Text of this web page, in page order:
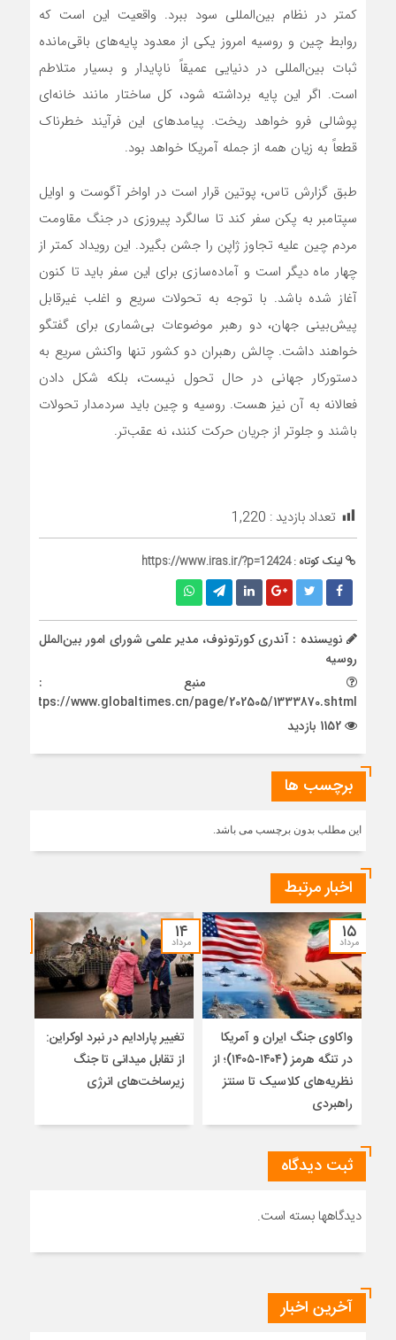
کمتر در نظام بین‌المللی سود ببرد. واقعیت این است که
روابط چین و روسیه امروز یکی از معدود پایه‌های باقی‌مانده
ثبات بین‌المللی در دنیایی عمیقاً ناپایدار و بسیار متلاطم
است. اگر این پایه برداشته شود، کل ساختار مانند خانه‌ای
پوشالی فرو خواهد ریخت. پیامدهای این فرآیند خطرناک
قطعاً به زیان همه از جمله آمریکا خواهد بود.
طبق گزارش تاس، پوتین قرار است در اواخر آگوست و اوایل
سپتامبر به پکن سفر کند تا سالگرد پیروزی در جنگ مقاومت
مردم چین علیه تجاوز ژاپن را جشن بگیرد. این رویداد کمتر از
چهار ماه دیگر است و آماده‌سازی برای این سفر باید تا کنون
آغاز شده باشد. با توجه به تحولات سریع و اغلب غیرقابل
پیش‌بینی جهان، دو رهبر موضوعات بی‌شماری برای گفتگو
خواهند داشت. چالش رهبران دو کشور تنها واکنش سریع به
دستورکار جهانی در حال تحول نیست، بلکه شکل دادن
فعالانه به آن نیز هست. روسیه و چین باید سردمدار تحولات
باشند و جلوتر از جریان حرکت کنند، نه عقب‌تر.
تعداد بازدید : 1,220
لینک کوتاه :https://www.iras.ir/?p=12424
نویسنده : آندری کورتونوف، مدیر علمی شورای امور بین‌الملل
روسیه
منبع :
https://www.globaltimes.cn/page/202505/1333870.shtml
برچسب ها
این مطلب بدون برچسب می باشد.
اخبار مرتبط
۱۵
مرداد
واکاوی جنگ ایران و آمریکا
در تنگه هرمز (۱۴۰۴-۱۴۰۵)؛ از
نظریه‌های کلاسیک تا سنتز
راهبردی
۱۴
مرداد
تغییر پارادایم در نبرد اوکراین:
از تقابل میدانی تا جنگ
زیرساخت‌های انرژی
ثبت دیدگاه
دیدگاهها بسته است.
آخرین اخبار